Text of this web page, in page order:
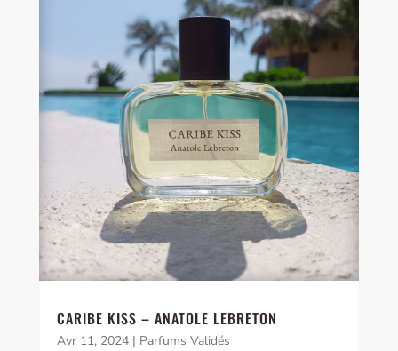
CARIBE KISS – ANATOLE LEBRETON
Avr 11, 2024| Parfums Validés